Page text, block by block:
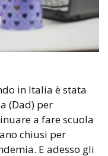
in Italia è stata
(Dad) per
a fare scuola
chiusi per
E adesso gli